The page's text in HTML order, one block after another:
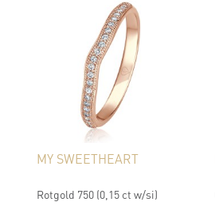
MY SWEETHEART
Rotgold 750 (0,15 ct w/si)